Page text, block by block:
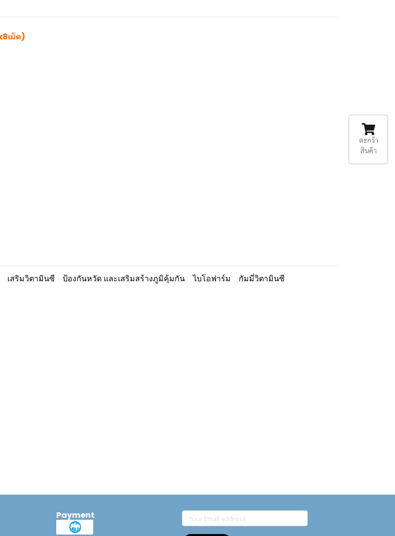
เม็ด)
เสริมวิตามินซี ป้องกันหวัด และเสริมสร้างภูมิคุ้มกัน ไบโอฟาร์ม กัมมี่วิตามินซี
Payment
ตะกร้า
สินค้า